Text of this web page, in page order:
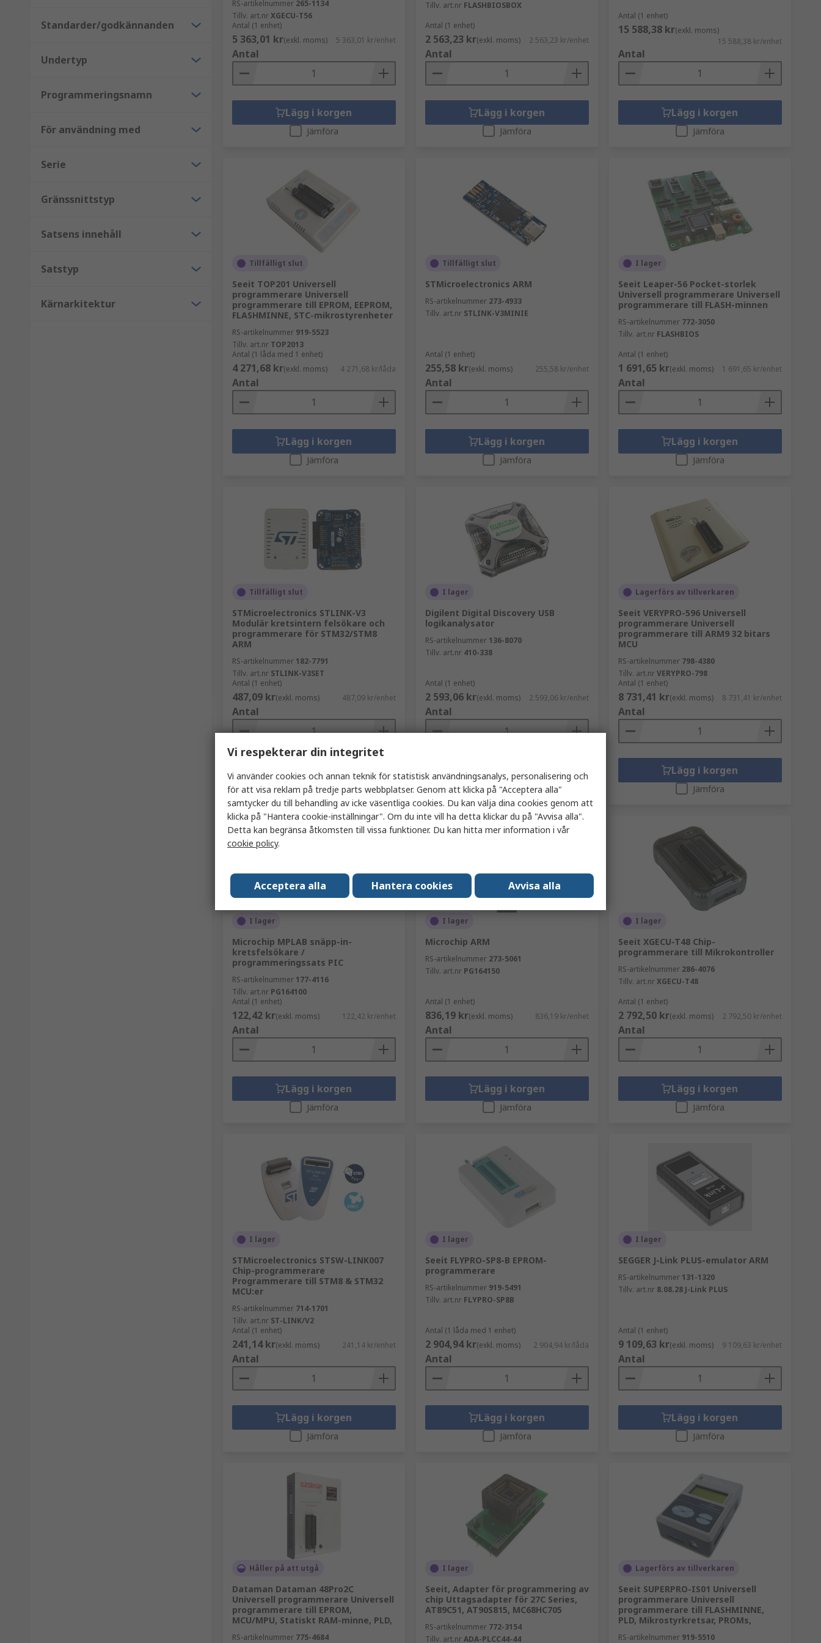
UV-raderare
UV-raderare är verktyg som används för att radera data som lagras i EPROM. Verktygen använder stark kontrollerad ultraviolett ljusexponering för att
orsaka jonisering inom kiseloxiden. Detta gör att den lagrade laddningen på den flytande gaten kan skingras eller raderas.
Kretskortsadaptrar
Kretskortsadaptrar är tillbehör som används tillsammans med kretskortsrogrammerare. Adaptrarna används för prototypframtagning och utveckling.
Adaptrar konverterar IC-paketet för att möjliggöra programmering av andra pakettyper inklusive PLCC, DIL och DIP
Standarder/godkännanden
Undertyp
Programmeringsnamn
För användning med
Serie
Gränssnittstyp
Satsens innehåll
Satstyp
Kärnarkitektur
RS-artikelnummer 265-1134
Tillv. art.nrXGECU-T56
Antal (1 enhet)
5 363,01 kr(exkl. moms) 5 363,01 kr/enhet
Antal
Lägg i korgen
Jämföra
Tillv. art.nr FLASHBIOSBOX
Antal (1 enhet)
2 563,23 kr(exkl. moms) 2 563,23 kr/enhet
Antal
Lägg i korgen
Jämföra
Antal (1 enhet)
15 588,38 kr(exkl. moms)
15 588,38 kr/enhet
Antal
Lägg i korgen
Jämföra
Tillfälligt slut
Seeit TOP201 Universell
programmerare Universell
programmerare till EPROM, EEPROM,
FLASHMINNE, STC-mikrostyrenheter
RS-artikelnummer 919-5523
Tillv. art.nr TOP2013
Antal (1 låda med 1 enhet)
4 271,68 kr(exkl. moms) 4 271,68 kr/låda
Antal
Lägg i korgen
Jämföra
Tillfälligt slut
STMicroelectronics ARM
RS-artikelnummer 273-4933
Tillv. art.nr STLINK-V3MINIE
Antal (1 enhet)
255,58 kr(exkl. moms) 255,58 kr/enhet
Antal
Lägg i korgen
Jämföra
I lager
Seeit Leaper-56 Pocket-storlek
Universell programmerare Universell
programmerare till FLASH-minnen
RS-artikelnummer 772-3050
Tillv. art.nr FLASHBIOS
Antal (1 enhet)
1 691,65 kr(exkl. moms) 1 691,65 kr/enhet
Antal
Lägg i korgen
Jämföra
Tillfälligt slut
STMicroelectronics STLINK-V3
Modulär kretsintern felsökare och
programmerare för STM32/STM8
ARM
RS-artikelnummer 182-7791
Tillv. art.nr STLINK-V3SET
Antal (1 enhet)
487,09 kr(exkl. moms) 487,09 kr/enhet
Antal
Lägg i korgen
Jämföra
I lager
Digilent Digital Discovery USB
logikanalysator
RS-artikelnummer 136-8070
Tillv. art.nr 410-338
Antal (1 enhet)
2 593,06 kr(exkl. moms) 2 593,06 kr/enhet
Antal
Lägg i korgen
Jämföra
Lagerförs av tillverkaren
Seeit VERYPRO-596 Universell
programmerare Universell
programmerare till ARM9 32 bitars
MCU
RS-artikelnummer 798-4380
Tillv. art.nrVERYPRO-798
Antal (1 enhet)
8 731,41 kr(exkl. moms) 8 731,41 kr/enhet
Antal
Lägg i korgen
Jämföra
I lager
Microchip MPLAB snäpp-in-
kretsfelsökare /
programmeringssats PIC
RS-artikelnummer 177-4116
Tillv. art.nr PG164100
Antal (1 enhet)
122,42 kr(exkl. moms) 122,42 kr/enhet
Antal
Lägg i korgen
Jämföra
I lager
Microchip ARM
RS-artikelnummer 273-5061
Tillv. art.nr PG164150
Antal (1 enhet)
836,19 kr(exkl. moms) 836,19 kr/enhet
Antal
Lägg i korgen
Jämföra
I lager
Seeit XGECU-T48 Chip-
programmerare till Mikrokontroller
RS-artikelnummer 286-4076
Tillv. art.nrXGECU-T48
Antal (1 enhet)
2 792,50 kr(exkl. moms) 2 792,50 kr/enhet
Antal
Lägg i korgen
Jämföra
I lager
STMicroelectronics STSW-LINK007
Chip-programmerare
Programmerare till STM8 & STM32
MCU:er
RS-artikelnummer 714-1701
Tillv. art.nr ST-LINK/V2
Antal (1 enhet)
241,14 kr(exkl. moms) 241,14 kr/enhet
Antal
Lägg i korgen
Jämföra
I lager
Seeit FLYPRO-SP8-B EPROM-
programmerare
RS-artikelnummer 919-5491
Tillv. art.nr FLYPRO-SP8B
Antal (1 låda med 1 enhet)
2 904,94 kr(exkl. moms) 2 904,94 kr/låda
Antal
Lägg i korgen
Jämföra
I lager
SEGGER J-Link PLUS-emulator ARM
RS-artikelnummer 131-1320
Tillv. art.nr 8.08.28 J-Link PLUS
Antal (1 enhet)
9 109,63 kr(exkl. moms) 9 109,63 kr/enhet
Antal
Lägg i korgen
Jämföra
Håller på att utgå
Dataman Dataman 48Pro2C
Universell programmerare Universell
programmerare till EPROM,
MCU/MPU, Statiskt RAM-minne, PLD,
RS-artikelnummer 775-4684
I lager
Seeit, Adapter för programmering av
chip Uttagsadapter för 27C Series,
AT89C51, AT90S815, MC68HC705
RS-artikelnummer 772-3154
Tillv. art.nrADA-PLCC44-44
Lagerförs av tillverkaren
Seeit SUPERPRO-IS01 Universell
programmerare Universell
programmerare till FLASHMINNE,
PLD, Mikrostyrkretsar, PROMs,
RS-artikelnummer 919-5510
Vi respekterar din integritet
Vi använder cookies och annan teknik för statistisk användningsanalys, personalisering och
för att visa reklam på tredje parts webbplatser. Genom att klicka på "Acceptera alla"
samtycker du till behandling av icke väsentliga cookies. Du kan välja dina cookies genom att
klicka på "Hantera cookie-inställningar". Om du inte vill ha detta klickar du på "Avvisa alla".
Detta kan begränsa åtkomsten till vissa funktioner. Du kan hitta mer information i vår
cookie policy.
Acceptera alla Hantera cookies Avvisa alla